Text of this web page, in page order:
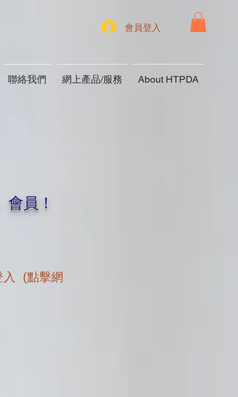
會員登入
聯絡我們 網上產品/服務 About HTPDA
員！
入 (點擊網